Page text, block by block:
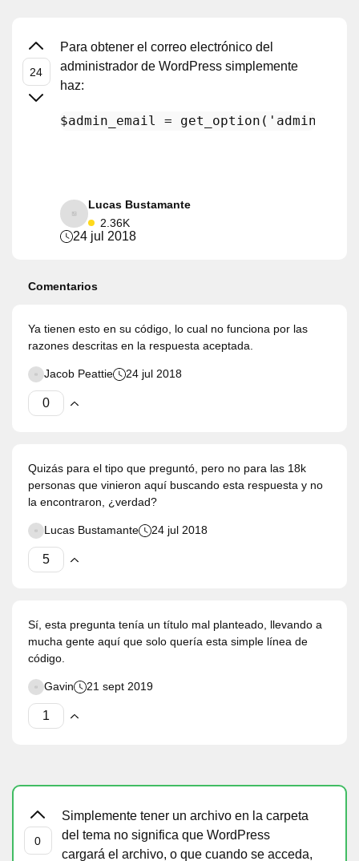
Para obtener el correo electrónico del
administrador de WordPress simplemente
haz:
$admin_email = get_option (
Lucas Bustamante
2.36K
24 jul 2018
Comentarios
Ya tienen esto en su código, lo cual no funciona por las
razones descritas en la respuesta aceptada.
Jacob Peattie 24 jul 2018
Quizás para el tipo que preguntó, pero no para las 18k
personas que vinieron aquí buscando esta respuesta y no
la encontraron, ¿verdad?
Lucas Bustamante 24 jul 2018
Sí, esta pregunta tenía un título mal planteado, llevando a
mucha gente aquí que solo quería esta simple línea de
código.
Gavin 21 sept 2019
Simplemente tener un archivo en la carpeta
del tema no significa que WordPress
cargará el archivo, o que cuando se acceda,